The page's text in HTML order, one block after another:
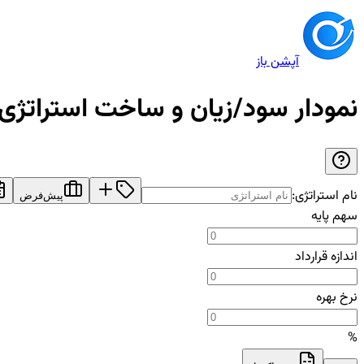
آپشن باز
نمودار سود/زیان و ساخت
نام استراتژی: پیش‌فرض
سهم پایه
اندازه قرارداد
نرخ بهره
%